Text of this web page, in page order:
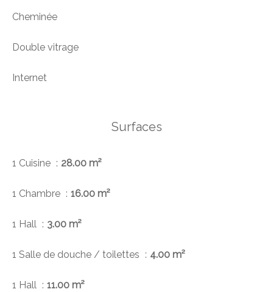
Cheminée
Double vitrage
Internet
Surfaces
1 Cuisine 28.00 m²
1 Chambre 16.00 m²
1 Hall 3.00 m²
1 Salle de douche / toilettes 4.00 m²
1 Hall 11.00 m²